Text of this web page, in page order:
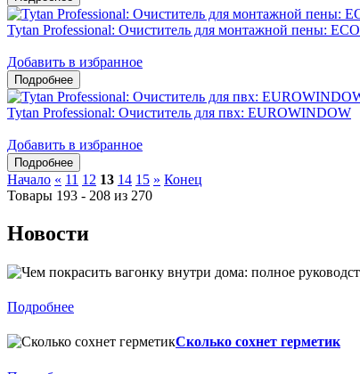
Tytan Professional: Очиститель для монтажной пены: ЕСО
Добавить в избранное
Tytan Professional: Очиститель для пвх: EUROWINDOW
Добавить в избранное
Начало « 11 12 13 14 15 » Конец
Товары 193 - 208 из 270
Новости
Подробнее
Сколько сохнет герметик